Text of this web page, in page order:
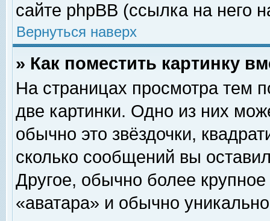
сайте phpBB (ссылка на него
Вернуться наверх
» Как поместить картинку
На страницах просмотра тем
две картинки. Одно из них
обычно это звёздочки,
сколько сообщений вы
Другое, обычно более
«аватара» и обычно